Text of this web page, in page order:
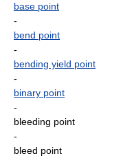
base point
-
bend point
-
bending yield point
-
binary point
-
bleeding point
-
bleed point